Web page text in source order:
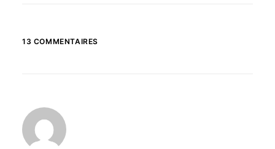
13 COMMENTAIRES